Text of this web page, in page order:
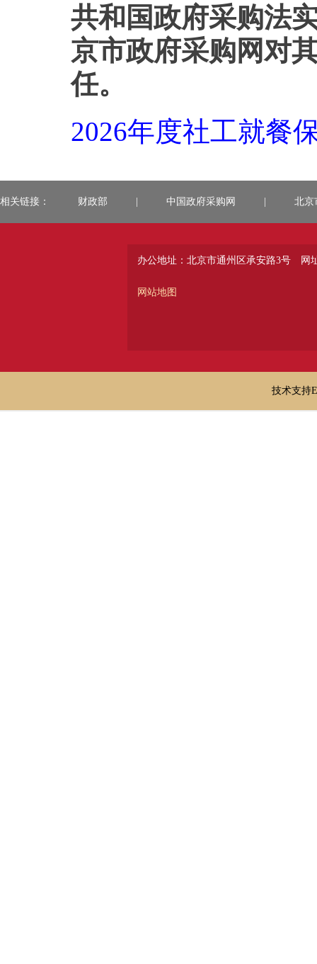
共和国政府采购法
京市政府采购网对
任。
2026年度社工就餐
相关链接： 财政部 中国政府采购网 北京
办公地址：北京市通州区承安路3号
网站地图
网
技术支持